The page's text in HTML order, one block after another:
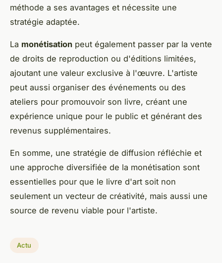
méthode a ses avantages et nécessite une
stratégie adaptée.
La monétisation peut également passer par la vente
de droits de reproduction ou d'éditions limitées,
ajoutant une valeur exclusive à l'œuvre. L'artiste
peut aussi organiser des événements ou des
ateliers pour promouvoir son livre, créant une
expérience unique pour le public et générant des
revenus supplémentaires.
En somme, une stratégie de diffusion réfléchie et
une approche diversifiée de la monétisation sont
essentielles pour que le livre d'art soit non
seulement un vecteur de créativité, mais aussi une
source de revenu viable pour l'artiste.
Actu